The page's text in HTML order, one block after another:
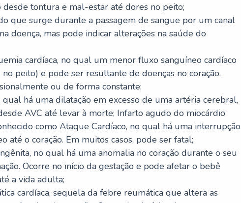
desde tontura e mal-estar até dores no peito;
que surge durante a passagem de sangue por um canal
doença, mas pode indicar alterações na saúde do
cardíaca, no qual um menor fluxo sanguíneo cardíaco
peito) e pode ser resultante de doenças no coração.
ou de forma constante;
qual há uma dilatação em excesso de uma artéria cerebral,
AVC até levar à morte; Infarto agudo do miocárdio
como Ataque Cardíaco, no qual há uma interrupção
até o coração. Em muitos casos, pode ser fatal;
no qual há uma anomalia no coração durante o seu
Ocorre no início da gestação e pode afetar o bebê
a vida adulta;
cardíaca, sequela da febre reumática que altera as